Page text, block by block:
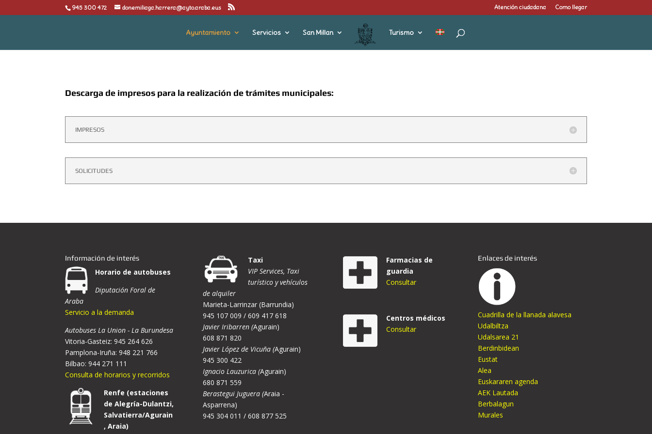
945 300 472 donemiliaga.harrera@ayto.araba.eus Atención ciudadana Como llegar
Ayuntamiento Servicios San Millan Turismo
Descarga de impresos para la realización de trámites municipales:
IMPRESOS
SOLICITUDES
Información de interés
Horario de autobuses
Diputación Foral de
Araba
Servicio a la demanda
Autobuses La Union - La Burundesa
Vitoria-Gasteiz: 945 264 626
Pamplona-Iruña: 948 221 766
Bilbao: 944 271 111
Consulta de horarios y recorridos
Renfe (estaciones
de Alegría-Dulantzi,
Salvatierra/Agurain
, Araia)
Taxi
VIP Services, Taxi
turístico y vehículos
de alquiler
Marieta-Larrinzar (Barrundia)
945 107 009 / 609 417 618
Javier Iribarren (Agurain)
608 871 820
Javier López de Vicuña (Agurain)
945 300 422
Ignacio Lauzurica (Agurain)
680 871 559
Berastegui Juguera (Araia -
Asparrena)
945 304 011 / 608 877 525
Farmacias de
guardia
Consultar
Centros médicos
Consultar
Enlaces de interés
Cuadrilla de la llanada alavesa
Udalbiltza
Udalsarea 21
Berdinbidean
Eustat
Alea
Euskararen agenda
AEK Lautada
Berbalagun
Murales